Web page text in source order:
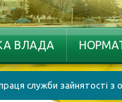
ВЛАДА
служби зайнятості